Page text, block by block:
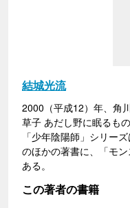
結城光流
2000（平成12）年、角
草子 あだし野に眠るも
「少年陰陽師」シリー
のほかの著書に、「モ
ある。
この著者の書籍